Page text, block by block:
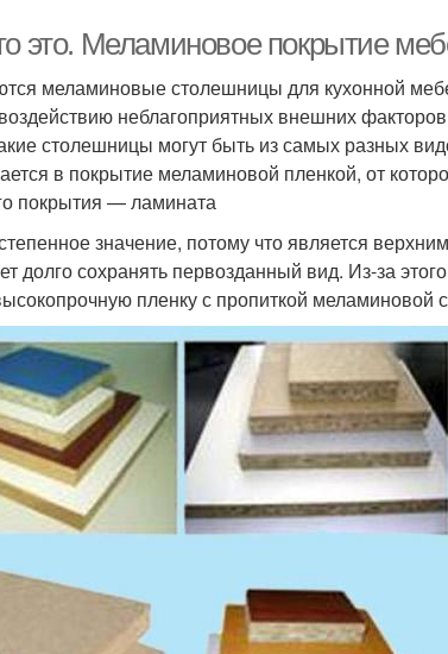
это. Меламиновое покрытие
меламиновые столешницы для кухонной
неблагоприятных внешних
столешницы могут быть из самых разных
в покрытие меламиновой пленкой, от
покрытия — ламината
значение, потому что является
долго сохранять первозданный вид. Из-за
пленку с пропиткой меламиновой